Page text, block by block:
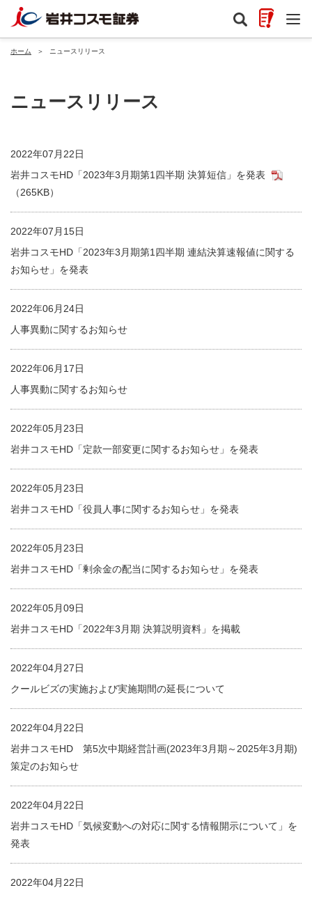
ホーム ＞ ニュースリリース
ニュースリリース
2022年07月22日
岩井コスモHD「2023年3月期第1四半期 決算短信」を発表
（265KB）
2022年07月15日
岩井コスモHD「2023年3月期第1四半期 連結決算速報値に関する
お知らせ」を発表
2022年06月24日
人事異動に関するお知らせ
2022年06月17日
人事異動に関するお知らせ
2022年05月23日
岩井コスモHD「定款一部変更に関するお知らせ」を発表
2022年05月23日
岩井コスモHD「役員人事に関するお知らせ」を発表
2022年05月23日
岩井コスモHD「剰余金の配当に関するお知らせ」を発表
2022年05月09日
岩井コスモHD「2022年3月期 決算説明資料」を掲載
2022年04月27日
クールビズの実施および実施期間の延長について
2022年04月22日
岩井コスモHD 第5次中期経営計画(2023年3月期～2025年3月期)
策定のお知らせ
2022年04月22日
岩井コスモHD「気候変動への対応に関する情報開示について」を
発表
2022年04月22日